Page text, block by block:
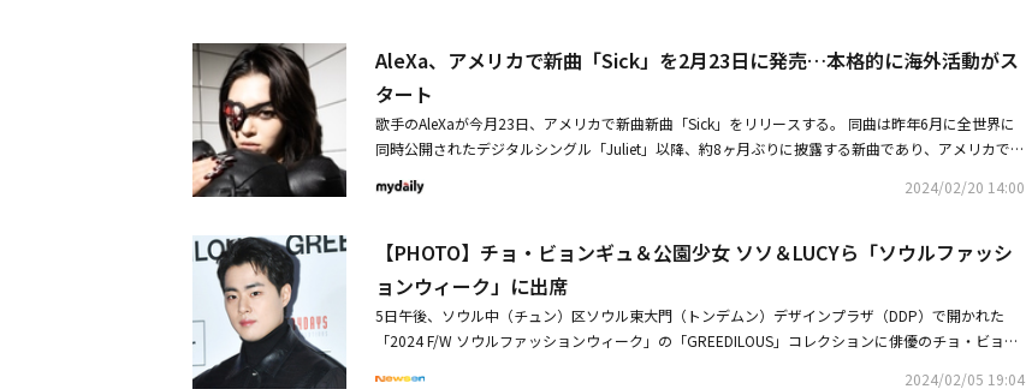
AleXa、アメリカで新曲「Sick」を2月23日に発売…本格的に海外活動がス
タート
歌手のAleXaが今月23日、アメリカで新曲新曲「Sick」をリリースする。 同曲は昨年6月に全世界に
同時公開されたデジタルシングル「Juliet」以降、約8ヶ月ぶりに披露する新曲であり、アメリカでの
書いた。「Sick」は関係の複合性に関する楽曲だ。相手が与える愛と自信を受け入れる資格がないと
で、愛と自信をそのまま受け入れるその過程を感性豊かな音楽とドラマチックなストーリーで表現し
た。中毒性のある流麗なメロディーが穏やかに染み込み、淡々と詠む導入部から感情が爆発する後半
部まで「誰かを愛する時の感情」を着実に積み上げるボーカルが加わり、深い響きを与える。AleXa
は先月、アメリカの人気トークショー「ケリー・クラークソンショー（The Kelly Clarkson Sho
w）」に出演し、新曲「Sick」の歌とパフォーマンスが盛り込まれた映像を公開し、注目を集めた。
映像では、ライブバンドの演奏に合わせた魅力的な歌声と優れた歌唱力で、新曲「Sick」を披露して
2024/02/20 14:00
【PHOTO】チョ・ビョンギュ＆公園少女 ソソ＆LUCYら「ソウルファッシ
ョンウィーク」に出席
5日午後、ソウル中（チュン）区ソウル東大門（トンデムン）デザインプラザ（DDP）で開かれた
「2024 F/W ソウルファッションウィーク」の「GREEDILOUS」コレクションに俳優のチョ・ビョン
2024/02/05 19:04